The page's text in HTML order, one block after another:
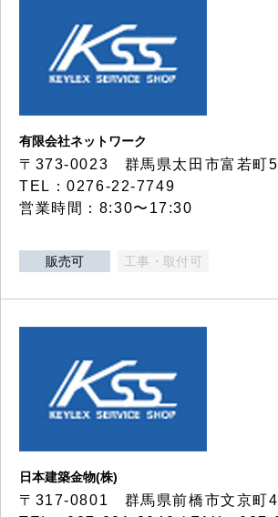
有限会社ネットワーク
〒373-0023 群馬県太田市富若町
TEL：0276-22-7749
営業時間：8:30〜17:30
販売可 工事・取付可
日本建築金物(株)
〒317‐0801 群馬県前橋市文京町